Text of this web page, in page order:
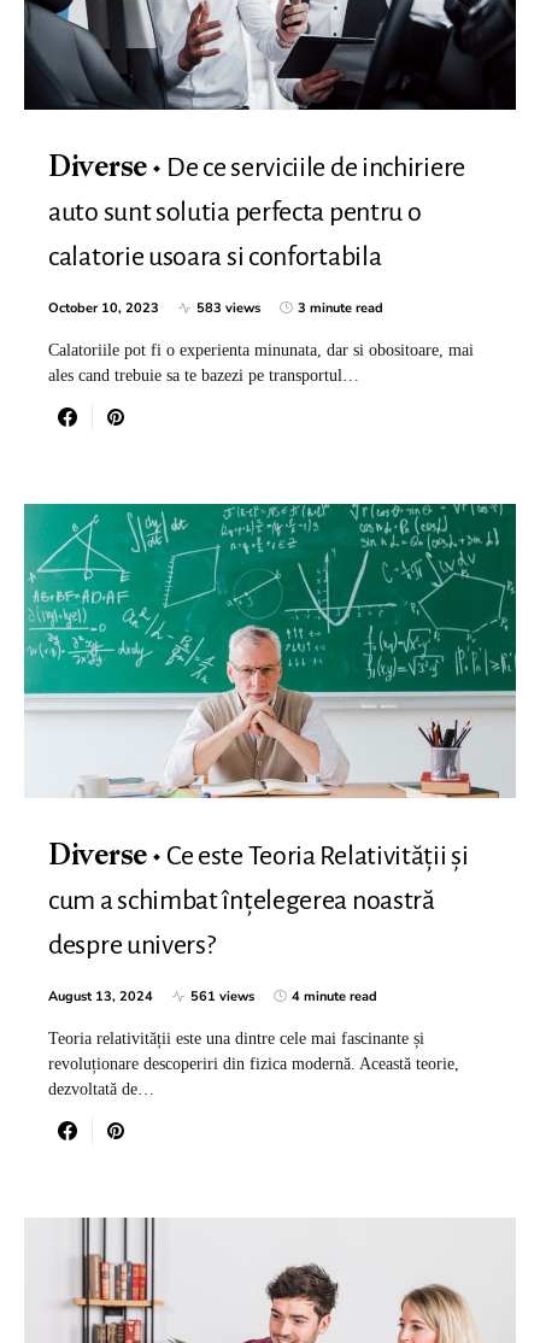
Diverse
De ce serviciile de inchiriere
auto sunt solutia perfecta pentru o
calatorie usoara si confortabila
October 10, 2023 583 views 3 minute read
Calatoriile pot fi o experienta minunata, dar si obositoare, mai
ales cand trebuie sa te bazezi pe transportul…
Diverse
Ce este Teoria Relativității și
cum a schimbat înțelegerea noastră
despre univers?
August 13, 2024 561 views 4 minute read
Teoria relativității este una dintre cele mai fascinante și
revoluționare descoperiri din fizica modernă. Această teorie,
dezvoltată de…